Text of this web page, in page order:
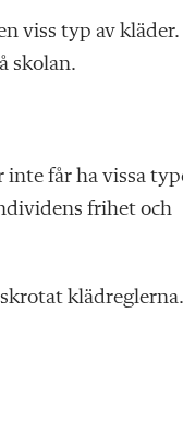
viss typ av kläder.
skolan.
får ha vissa
frihet och
klädreglerna.